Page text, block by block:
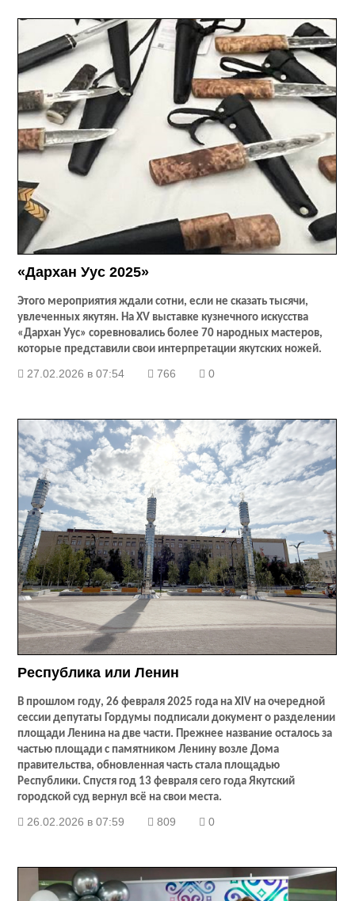
«Дархан Уус 2025»
Этого мероприятия ждали сотни, если не сказать тысячи,
увлеченных якутян. НаXV выставке кузнечного искусства
«Дархан Уус» соревновались более 70 народных мастеров,
которые представили свои интерпретации якутских ножей.
27.02.2026 в 07:54 766 0
Республика или Ленин
В прошлом году, 26 февраля 2025 года на XIV на очередной
сессии депутаты Гордумы подписали документ о разделении
площади Ленина на две части. Прежнее название осталось за
частью площади с памятником Ленину возле Дома
правительства, обновленная часть стала площадью
Республики. Спустя год 13 февраля сего года Якутский
городской суд вернул всё на свои места.
26.02.2026 в 07:59 809 0